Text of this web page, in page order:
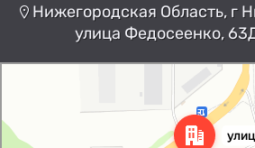
Нижегородская Область, г
улица Федосеенко,
Нижний